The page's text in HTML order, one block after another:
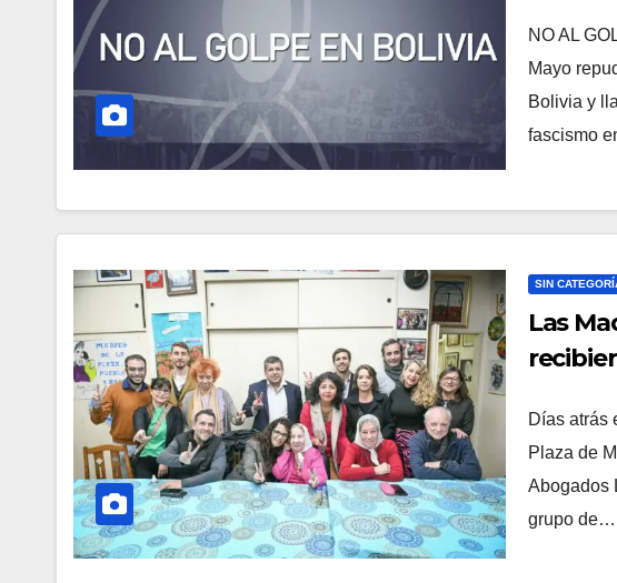
NO AL
Mayo
Bolivia y
fascismo
SIN
Las
Días atrás
Plaza de
Abogados
grupo de…